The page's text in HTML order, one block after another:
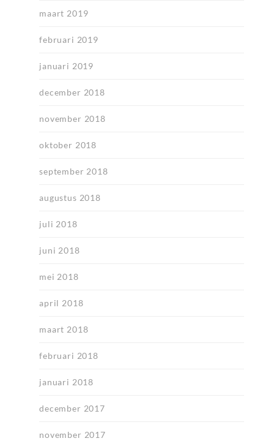
maart 2019
februari 2019
januari 2019
december 2018
november 2018
oktober 2018
september 2018
augustus 2018
juli 2018
juni 2018
mei 2018
april 2018
maart 2018
februari 2018
januari 2018
december 2017
november 2017